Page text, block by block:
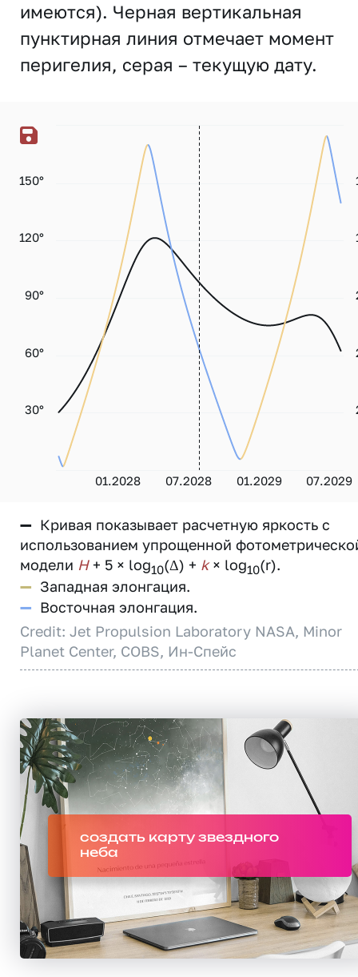
имеются). Черная вертикальная
пунктирная линия отмечает момент
перигелия, серая – текущую дату.
01.2028 07.2028 01.2029 07.2029
30°
60°
90°
120°
150°
— Кривая показывает расчетную яркость с
использованием упрощенной
модели H+ 5 × log10(Δ) + k× log10(r).
— Западная элонгация.
— Восточная элонгация.
Credit: Jet Propulsion Laboratory NASA, Minor
Planet Center, COBS, Ин-Спейс
создать карту звездного
неба